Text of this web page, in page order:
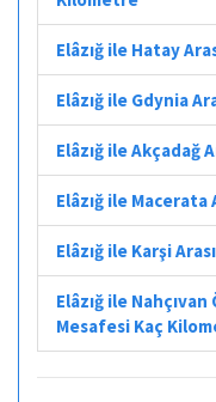
Elâzığ ile Hatay
Elâzığ ile Gdynia
Elâzığ ile Akçadağ
Elâzığ ile
Elâzığ ile Karşi
Elâzığ ile
Mesafesi Kaç